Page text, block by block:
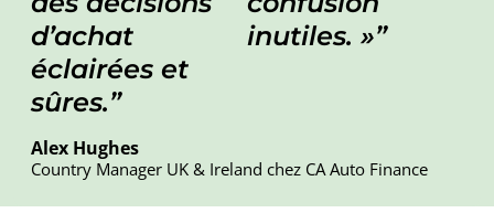
d’achat
éclairées et
sûres.
inutiles. »
Alex Hughes
Country Manager UK & Ireland chez CA Auto Finance